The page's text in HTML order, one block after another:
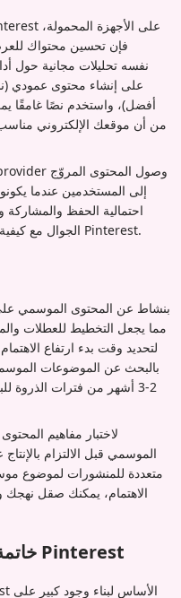
فإن تحسين محتواك
أفضل)، واستخدم نصًا غامقًا
من أن موقعك الإلكتروني
إلى المستخدمين عندما
احتمالية الحفظ والمشاركة
الجوال مع كيفية تفاعل المستخدمين الحقيقيين مع محتوى Pinterest.
مما يجعل التخطيط للعطلات
بالبحث عن الموضوعات
2-3 أشهر من فترات الذروة
الموسمي قبل الالتزام
متعددة للمنشورات لموضوع
الاهتمام، يمكنك صقل نهجك
خاتمة: استراتيجية نمو مستدامة لـ Pinterest